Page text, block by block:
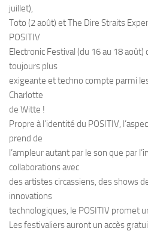
juillet),
Toto (2 août) et The Dire Straits
POSITIV
Electronic Festival (du 16 au 18
toujours plus
exigeante et techno compte parmi
Charlotte
de Witte !
Propre à l’identité du POSITIV,
prend de
l’ampleur autant par le son que par
collaborations avec
des artistes circassiens, des shows
innovations
technologiques, le POSITIV promet
Les festivaliers auront un accès